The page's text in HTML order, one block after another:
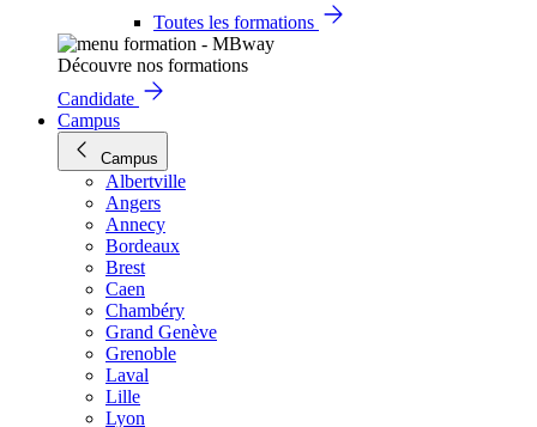
Toutes les formations
Découvre nos formations
Candidate
Campus
Campus
Albertville
Angers
Annecy
Bordeaux
Brest
Caen
Chambéry
Grand Genève
Grenoble
Laval
Lille
Lyon